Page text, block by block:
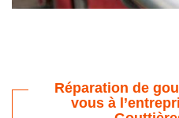
Réparation de
vous à